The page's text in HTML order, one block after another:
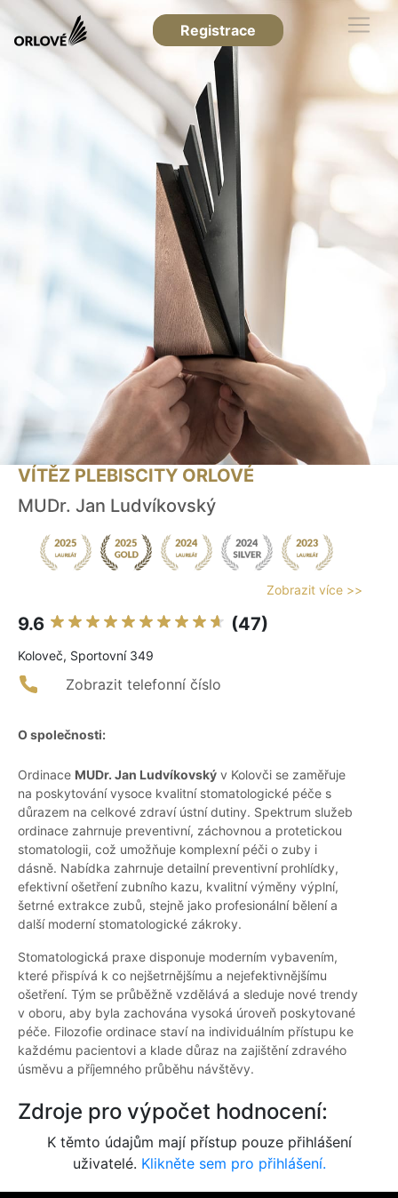
Registrace
VÍTĚZ PLEBISCITY ORLOVÉ
MUDr. Jan Ludvíkovský
Zobrazit více >>
9.6 (47)
Koloveč, Sportovní 349
Zobrazit telefonní číslo
O společnosti:
Ordinace MUDr. Jan Ludvíkovský v Kolovči se zaměřuje
na poskytování vysoce kvalitní stomatologické péče s
důrazem na celkové zdraví ústní dutiny. Spektrum služeb
ordinace zahrnuje preventivní, záchovnou a protetickou
stomatologii, což umožňuje komplexní péči o zuby i
dásně. Nabídka zahrnuje detailní preventivní prohlídky,
efektivní ošetření zubního kazu, kvalitní výměny výplní,
šetrné extrakce zubů, stejně jako profesionální bělení a
další moderní stomatologické zákroky.
Stomatologická praxe disponuje moderním vybavením,
které přispívá k co nejšetrnějšímu a nejefektivnějšímu
ošetření. Tým se průběžně vzdělává a sleduje nové trendy
v oboru, aby byla zachována vysoká úroveň poskytované
péče. Filozofie ordinace staví na individuálním přístupu ke
každému pacientovi a klade důraz na zajištění zdravého
úsměvu a příjemného průběhu návštěvy.
Zdroje pro výpočet hodnocení:
K těmto údajům mají přístup pouze přihlášení
uživatelé. Klikněte sem pro přihlášení.